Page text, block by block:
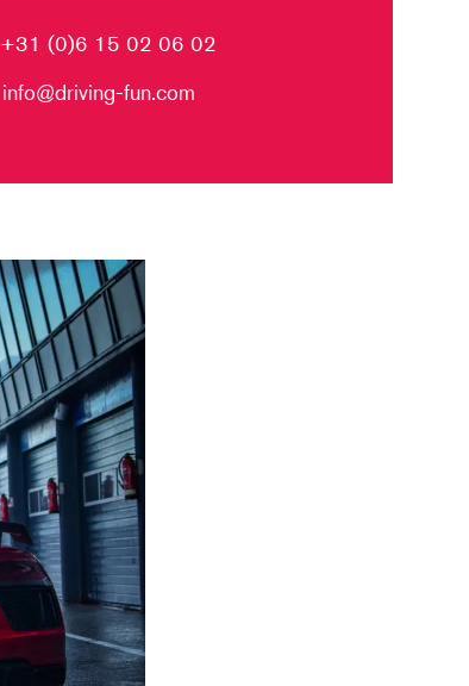
+31 (0)6 15 02 06 02
info@driving-fun.com